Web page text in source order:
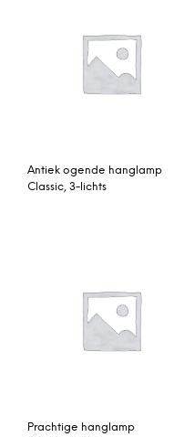
Antiek ogende hanglamp
Classic, 3-lichts
Prachtige hanglamp